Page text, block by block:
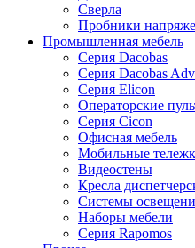
Сверла
Пробники
Промышленная мебель
Серия Dacobas
Серия Dacobas
Серия Elicon
Операторские
Серия Cicon
Офисная мебель
Мобильные
Видеостены
Кресла
Системы
Наборы мебели
Серия Rapomos